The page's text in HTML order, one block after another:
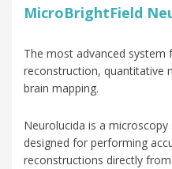
MicroBrightField
The most advanced system
reconstruction, quantitative
brain mapping.
Neurolucida is a
designed for performing
reconstructions directly